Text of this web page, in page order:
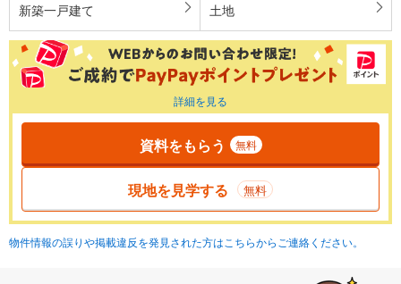
新築一戸建て 土地
詳細を見る
資料をもらう 無料
現地を見学する 無料
物件情報の誤りや掲載違反を発見された方はこちらからご連絡ください。